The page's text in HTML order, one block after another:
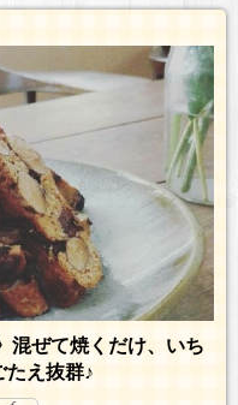
混ぜて焼くだけ、いち
え抜群♪